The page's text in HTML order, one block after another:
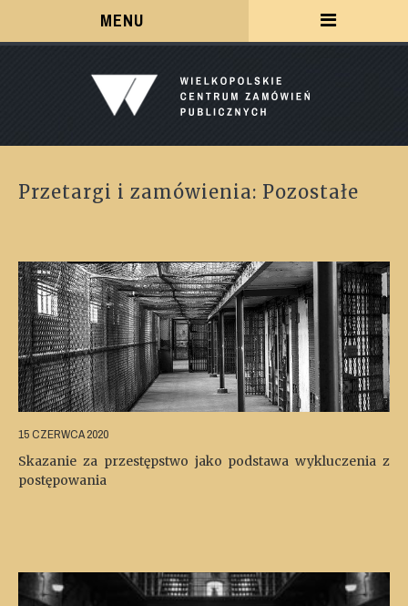
MENU
Przetargi i zamówienia: Pozostałe
15 CZERWCA 2020
Skazanie za przestępstwo jako podstawa wykluczenia z
postępowania